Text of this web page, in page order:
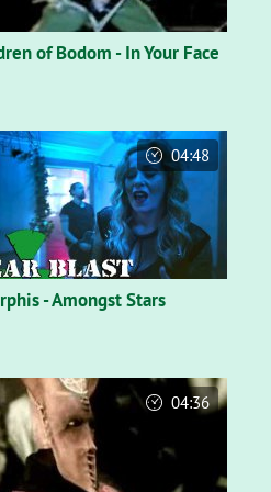
of Bodom - In Your Face
- Amongst Stars
04:48
04:36